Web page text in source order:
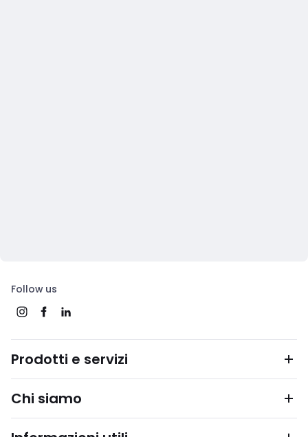
Follow us
Prodotti e servizi
Chi siamo